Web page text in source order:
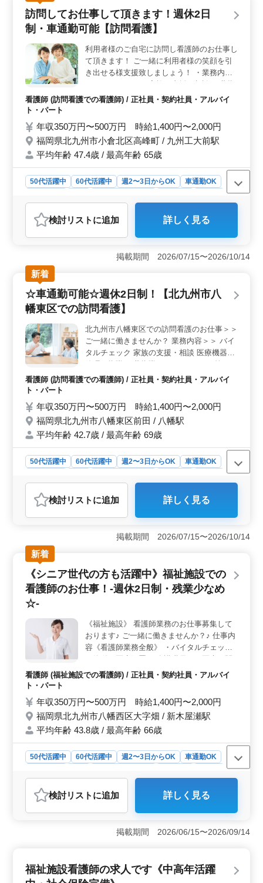
す。 ＜働きやすさ＞ 週休2日制で車通勤可能です。
また、残業も少なめなので、仕事とプライベートのバラ
ンスが取りやすい環境が整っています。北九州市門司区
す。 ＜ベテラン経験者の力を活かす＞ ベテラン経
験者の力を求めており、若いスタッフがその経験を頼り
に成長していきます。経験豊富な方々が指導し、共に地
域の方々の健康を支える訪問看護業務に従事しません
か。
訪問してお仕事して頂きます！週休2日
制・車通勤可能【訪問看護】
利用者様のご自宅に訪問し看護師のお仕事し
て頂きます！ ご一緒に利用者様の笑顔を引
き出せる様支援致しましょう！ ・業務内容
導 褥瘡(床ずれ)の予防 ターミナルケア 等 ・
す！ 皆様のご応募お待ちしております！
看護師 (訪問看護での看護師) / 正社員・契約社員・アルバイ
ト・パート
年収350万円〜500万円 時給1,400円〜2,000円
福岡県北九州市小倉北区高峰町 / 九州工大前駅
平均年齢 47.4歳 / 最高年齢 65歳
50代活躍中 60代活躍中 週2〜3日からOK
車通勤OK
おすすめポイント
＜訪問看護のやりがい＞ 利用者様のご自宅に訪問し、
バイタルチェックや家族の支援・相談、服薬指導、褥瘡
(床ずれ)の予防、ターミナルケアなどの看護業務を通じ
て、利用者様やその家族の笑顔を引き出すお手伝いがで
きます。 ＜働きやすさ＞ 年間休日111日としっかり
とした休暇が取れるので、仕事とプライベートの両立が
しやすい環境が整っています。ベテラン経験者の看護師
す。 ＜勤務地の魅力＞ 福岡県北九州市小倉北区高
峰町に位置し、九州工業大学前駅からアクセスが便利で
す。無料駐車場が完備されており、車での通勤も可能に
なります。経験豊富な方々と共に、利用者様の健康を支
える訪問看護業務に従事しませんか。
検討リスト に追加 詳しく見る
掲載期間 2026/07/15〜2026/10/14
新着
☆車通勤可能☆週休2日制！【北九州市八
幡東区での訪問看護】
北九州市八幡東区での訪問看護のお仕事＞＞
ご一緒に働きませんか？ 業務内容＞＞ バイ
タルチェック 家族の支援・相談 医療機器の
イント＞＞ 週休2日制 車通勤可能 夜勤なし
おります！
看護師 (訪問看護での看護師) / 正社員・契約社員・アルバイ
ト・パート
年収350万円〜500万円 時給1,400円〜2,000円
福岡県北九州市八幡東区前田 / 八幡駅
平均年齢 42.7歳 / 最高年齢 69歳
50代活躍中 60代活躍中 週2〜3日からOK
車通勤OK
おすすめポイント
＜通勤の便利さ＞ 車通勤可能で、無料駐車場も完備さ
れています。北九州市八幡東区前田に位置し、通勤がス
ムーズです。また、週休2日制で残業も少なめなので、仕
事とプライベートの両立がしやすい環境です。 ＜業
務内容＞ 訪問看護業務において、バイタルチェックや
家族の支援・相談、医療機器の管理・指導、服薬指導、
ターミナルケアなどを担当します。幅広い業務に携わり
ながら、患者様の健康をサポートします。 ＜働きや
すい環境＞ 年齢に関係なく活躍できる職場であり、女
性や40代以上、50代以上、60代以上の方々が活躍してい
ます。北九州市内での訪問看護業務を希望される方、ぜ
ひご応募ください。
検討リスト に追加 詳しく見る
掲載期間 2026/07/15〜2026/10/14
新着
《シニア世代の方も活躍中》福祉施設での
看護師のお仕事！-週休2日制・残業少なめ
☆-
《福祉施設》 看護師業務のお仕事募集して
おります♪ ご一緒に働きませんか？♪ 仕事内
容《看護師業務全般》 ・バイタルチェック
する指導 ・配薬準備、与薬 等 ポイント《実
迎 ・残業少なめ 現在50歳以上も活躍してい
る福祉施設になります☆ 皆様のご応募お待
ちしております＾＾
看護師 (福祉施設での看護師) / 正社員・契約社員・アルバイ
ト・パート
年収350万円〜500万円 時給1,400円〜2,000円
福岡県北九州市八幡西区大字畑 / 新木屋瀬駅
平均年齢 43.8歳 / 最高年齢 66歳
50代活躍中 60代活躍中 週2〜3日からOK
車通勤OK
アルバイト・パート
おすすめポイント
＜働きやすさ＞ シニア世代も活躍可能で、週休2日制や
残業少なめなど、働きやすい環境が整っています。ま
た、車通勤が可能な点も便利で、交通のストレスを軽減
＞ 福祉施設ならではの充実した福利厚生が魅力です。
検討リスト に追加 詳しく見る
掲載期間 2026/06/15〜2026/09/14
福祉施設看護師の求人です《中高年活躍